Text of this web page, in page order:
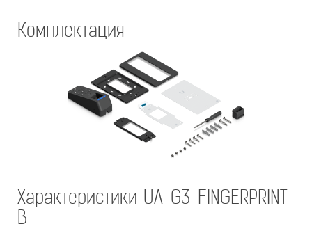
Комплектация
Характеристики UA-G3-FINGERPRINT-
B